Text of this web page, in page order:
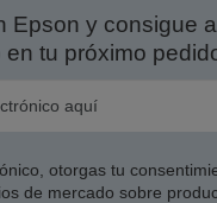
Epson y consigue
tu próximo
otorgas tu
de mercado sobre